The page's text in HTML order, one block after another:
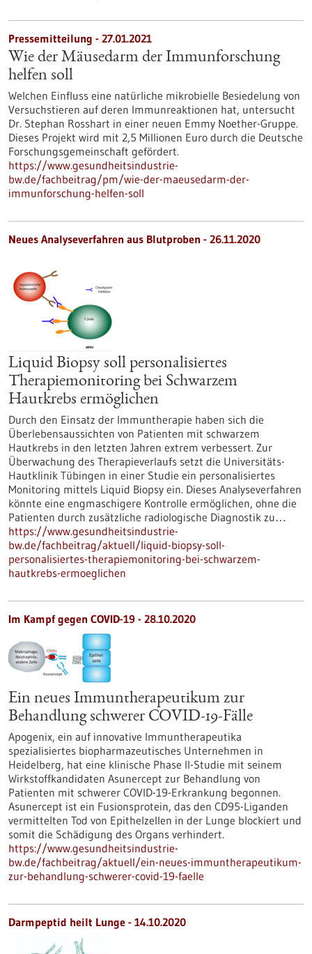
Pressemitteilung - 27.01.2021
Wie der Mäusedarm der Immunforschung
helfen soll
Welchen Einfluss eine natürliche mikrobielle Besiedelung von
Versuchstieren auf deren Immunreaktionen hat, untersucht
Dr. Stephan Rosshart in einer neuen Emmy Noether-Gruppe.
Dieses Projekt wird mit 2,5 Millionen Euro durch die Deutsche
Forschungsgemeinschaft gefördert.
https://www.gesundheitsindustrie-
bw.de/fachbeitrag/pm/wie-der-maeusedarm-der-
immunforschung-helfen-soll
Neues Analyseverfahren aus Blutproben - 26.11.2020
Liquid Biopsy soll personalisiertes
Therapiemonitoring bei Schwarzem
Hautkrebs ermöglichen
Durch den Einsatz der Immuntherapie haben sich die
Überlebensaussichten von Patienten mit schwarzem
Hautkrebs in den letzten Jahren extrem verbessert. Zur
Überwachung des Therapieverlaufs setzt die Universitäts-
Hautklinik Tübingen in einer Studie ein personalisiertes
Monitoring mittels Liquid Biopsy ein. Dieses Analyseverfahren
könnte eine engmaschigere Kontrolle ermöglichen, ohne die
Patienten durch zusätzliche radiologische Diagnostik zu…
https://www.gesundheitsindustrie-
bw.de/fachbeitrag/aktuell/liquid-biopsy-soll-
personalisiertes-therapiemonitoring-bei-schwarzem-
hautkrebs-ermoeglichen
Im Kampf gegen COVID-19 - 28.10.2020
Ein neues Immuntherapeutikum zur
Behandlung schwerer COVID-19-Fälle
Apogenix, ein auf innovative Immuntherapeutika
spezialisiertes biopharmazeutisches Unternehmen in
Heidelberg, hat eine klinische Phase II-Studie mit seinem
Wirkstoffkandidaten Asunercept zur Behandlung von
Patienten mit schwerer COVID-19-Erkrankung begonnen.
Asunercept ist ein Fusionsprotein, das den CD95-Liganden
vermittelten Tod von Epithelzellen in der Lunge blockiert und
somit die Schädigung des Organs verhindert.
https://www.gesundheitsindustrie-
bw.de/fachbeitrag/aktuell/ein-neues-immuntherapeutikum-
zur-behandlung-schwerer-covid-19-faelle
Darmpeptid heilt Lunge - 14.10.2020